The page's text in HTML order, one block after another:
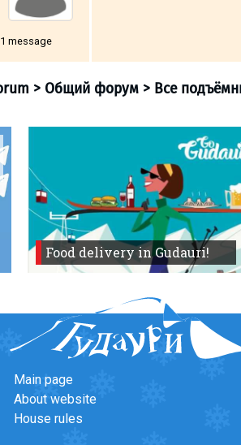
1 message
Food delivery in Gudauri!
Main page
About website
House rules